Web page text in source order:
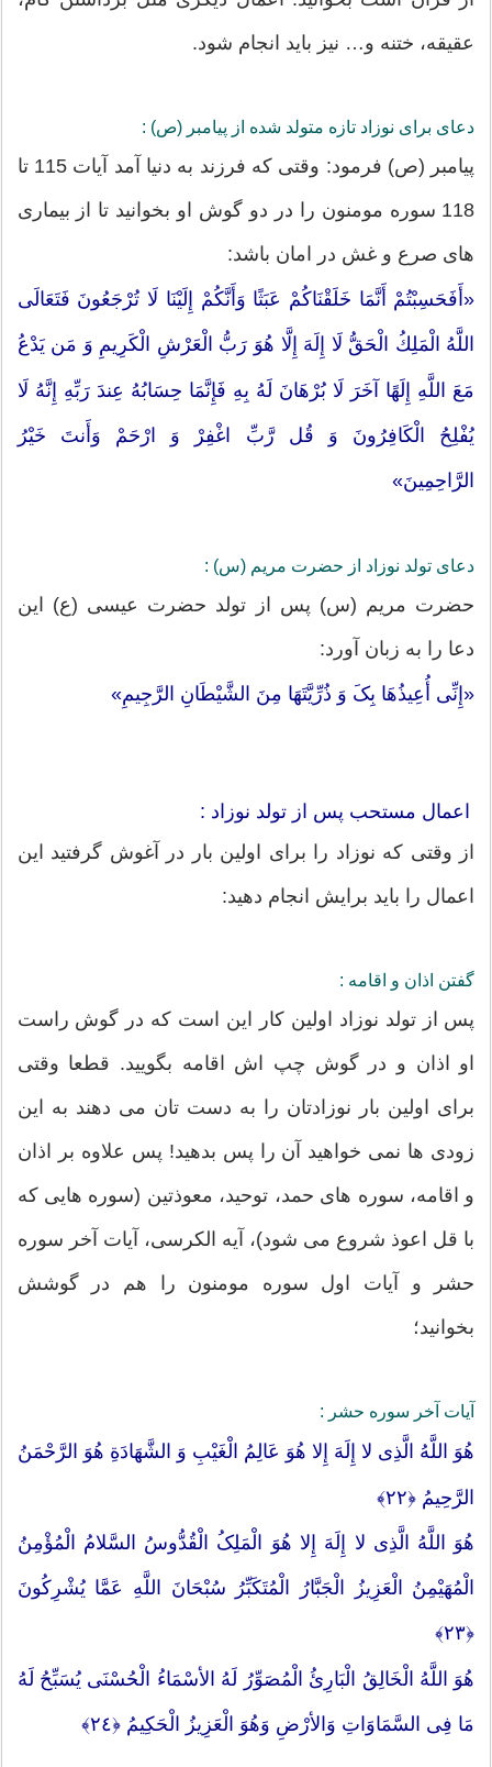
عقیقه، ختنه و… نیز باید انجام شود.
دعای برای نوزاد تازه متولد شده از پیامبر (ص) :
پیامبر (ص) فرمود: وقتی که فرزند به دنیا آمد آیات 115 تا
118 سوره مومنون را در دو گوش او بخوانید تا از بیماری
های صرع و غش در امان باشد:
«أَفَحَسِبْتُمْ أَنَّمَا خَلَقْنَاكُمْ عَبَثًا وَأَنَّكُمْ إِلَيْنَا لَا تُرْجَعُونَ فَتَعَالَى
اللَّهُ الْمَلِكُ الْحَقُّ لَا إِلَهَ إِلَّا هُوَ رَبُّ الْعَرْشِ الْكَرِيمِ وَ مَن يَدْعُ
مَعَ اللَّهِ إِلَهًا آخَرَ لَا بُرْهَانَ لَهُ بِهِ فَإِنَّمَا حِسَابُهُ عِندَ رَبِّهِ إِنَّهُ لَا
يُفْلِحُ الْكَافِرُونَ وَ قُل رَّبِّ اغْفِرْ وَ ارْحَمْ وَأَنتَ خَيْرُ
الرَّاحِمِينَ»
دعای تولد نوزاد از حضرت مریم (س) :
حضرت مریم (س) پس از تولد حضرت عیسی (ع) این
دعا را به زبان آورد:
«إِنِّی أُعِیذُهَا بِکَ وَ ذُرِّیَّتَهَا مِنَ الشَّیْطَانِ الرَّجِیمِ»
اعمال مستحب پس از تولد نوزاد :
از وقتی که نوزاد را برای اولین بار در آغوش گرفتید این
اعمال را باید برایش انجام دهید:
گفتن اذان و اقامه :
پس از تولد نوزاد اولین کار این است که در گوش راست
او اذان و در گوش چپ اش اقامه بگویید. قطعا وقتی
برای اولین بار نوزادتان را به دست تان می دهند به این
زودی ها نمی خواهید آن را پس بدهید! پس علاوه بر اذان
و اقامه، سوره های حمد، توحید، معوذتین (سوره هایی که
با قل اعوذ شروع می شود)، آیه الکرسی، آیات آخر سوره
حشر و آیات اول سوره مومنون را هم در گوشش
بخوانید؛
آیات آخر سوره حشر :
هُوَ اللَّهُ الَّذِی لا إِلَهَ إِلا هُوَ عَالِمُ الْغَیْبِ وَ الشَّهَادَةِ هُوَ الرَّحْمَنُ
الرَّحِیمُ ﴿٢٢﴾
هُوَ اللَّهُ الَّذِی لا إِلَهَ إِلا هُوَ الْمَلِکُ الْقُدُّوسُ السَّلامُ الْمُؤْمِنُ
الْمُهَیْمِنُ الْعَزِیزُ الْجَبَّارُ الْمُتَکَبِّرُ سُبْحَانَ اللَّهِ عَمَّا یُشْرِکُونَ
﴿٢٣﴾
هُوَ اللَّهُ الْخَالِقُ الْبَارِئُ الْمُصَوِّرُ لَهُ الأسْمَاءُ الْحُسْنَى یُسَبِّحُ لَهُ
مَا فِی السَّمَاوَاتِ وَالأرْضِ وَهُوَ الْعَزِیزُ الْحَکِیمُ ﴿٢٤﴾